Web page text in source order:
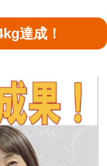
達成！